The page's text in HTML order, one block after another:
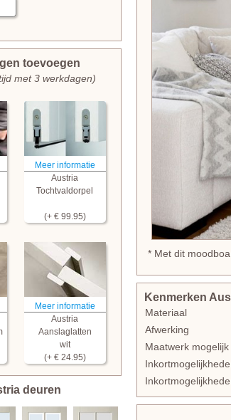
toevoegen
met 3 werkdagen)
Meer informatie
Austria
Tochtvaldorpel
(+ € 99.95)
Meer informatie
Austria
Aanslaglatten
wit
(+ € 24.95)
deuren
* Met dit
Kenmerken
Materiaal
Afwerking
Maatwerk mogelijk